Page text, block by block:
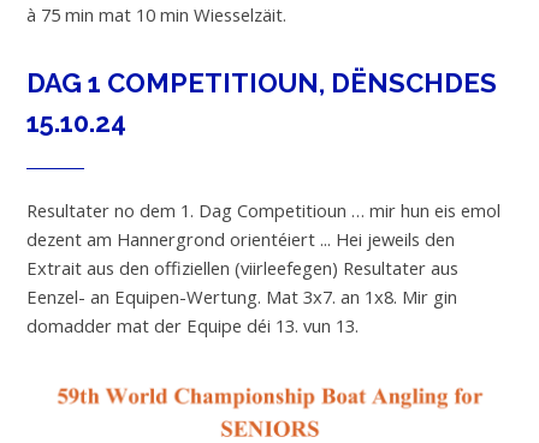
à 75 min mat 10 min Wiesselzäit.
DAG 1 COMPETITIOUN, DËNSCHDES
15.10.24
Resultater no dem 1. Dag Competitioun … mir hun eis emol
dezent am Hannergrond orientéiert ... Hei jeweils den
Extrait aus den offiziellen (viirleefegen) Resultater aus
Eenzel- an Equipen-Wertung. Mat 3x7. an 1x8. Mir gin
domadder mat der Equipe déi 13. vun 13.